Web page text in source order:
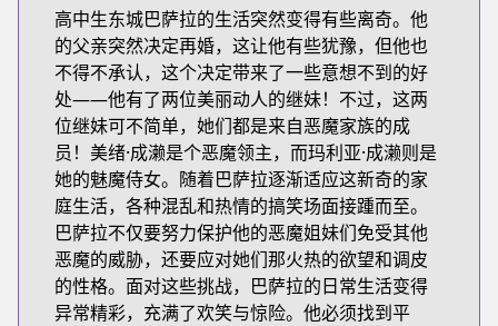
高中生东城巴萨拉的生活突然变得有些离奇。他
的父亲突然决定再婚，这让他有些犹豫，但他也
不得不承认，这个决定带来了一些意想不到的好
处——他有了两位美丽动人的继妹！不过，这两
位继妹可不简单，她们都是来自恶魔家族的成
员！美绪·成濑是个恶魔领主，而玛利亚·成濑则是
她的魅魔侍女。随着巴萨拉逐渐适应这新奇的家
庭生活，各种混乱和热情的搞笑场面接踵而至。
巴萨拉不仅要努力保护他的恶魔姐妹们免受其他
恶魔的威胁，还要应对她们那火热的欲望和调皮
的性格。面对这些挑战，巴萨拉的日常生活变得
异常精彩，充满了欢笑与惊险。他必须找到平